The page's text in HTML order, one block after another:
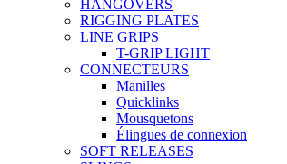
HANGOVERS
RIGGING PLATES
LINE GRIPS
T-GRIP LIGHT
CONNECTEURS
Manilles
Quicklinks
Mousquetons
Élingues de connexion
SOFT RELEASES